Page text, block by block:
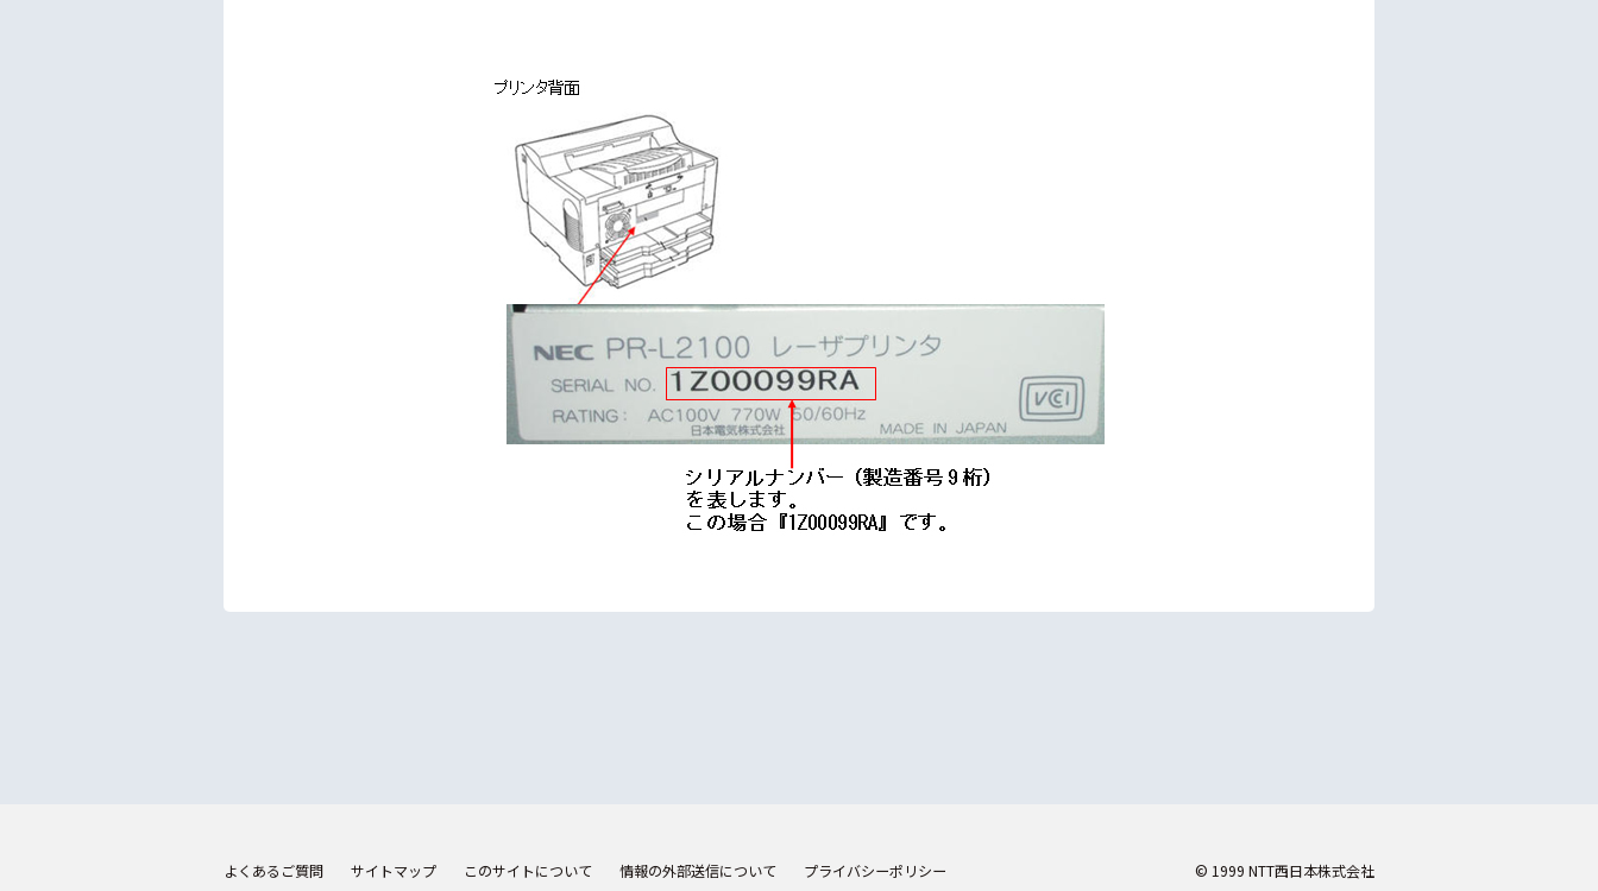
よくあるご質問 サイトマップ このサイトについて 情報の外部送信について プライバシーポリシー © 1999 NTT西日本株式会社